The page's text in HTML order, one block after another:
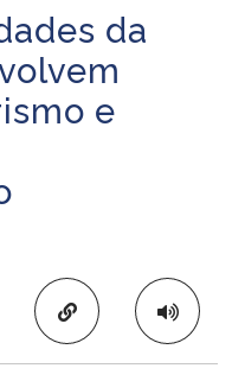
da
e
Copiar para área